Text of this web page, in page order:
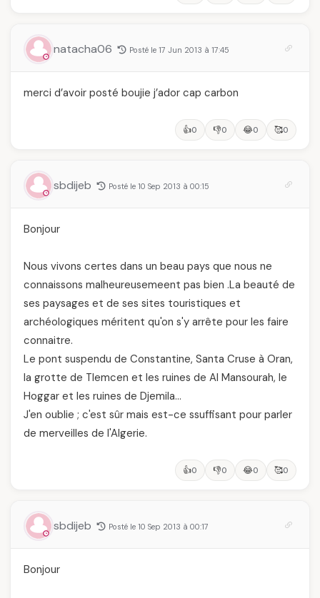
natacha06 Posté le 17 Jun 2013 à 17:45
merci d’avoir posté boujie j’ador cap carbon
👍0 👎0 😂0 🥰0
sbdijeb Posté le 10 Sep 2013 à 00:15
Bonjour
Nous vivons certes dans un beau pays que nous ne
connaissons malheureusemeent pas bien .La beauté de
ses paysages et de ses sites touristiques et
archéologiques méritent qu'on s'y arrête pour les faire
connaitre.
Le pont suspendu de Constantine, Santa Cruse à Oran,
la grotte de Tlemcen et les ruines de Al Mansourah, le
Hoggar et les ruines de Djemila…
J'en oublie ; c'est sûr mais est-ce ssuffisant pour parler
de merveilles de l'Algerie.
👍0 👎0 😂0 🥰0
sbdijeb Posté le 10 Sep 2013 à 00:17
Bonjour